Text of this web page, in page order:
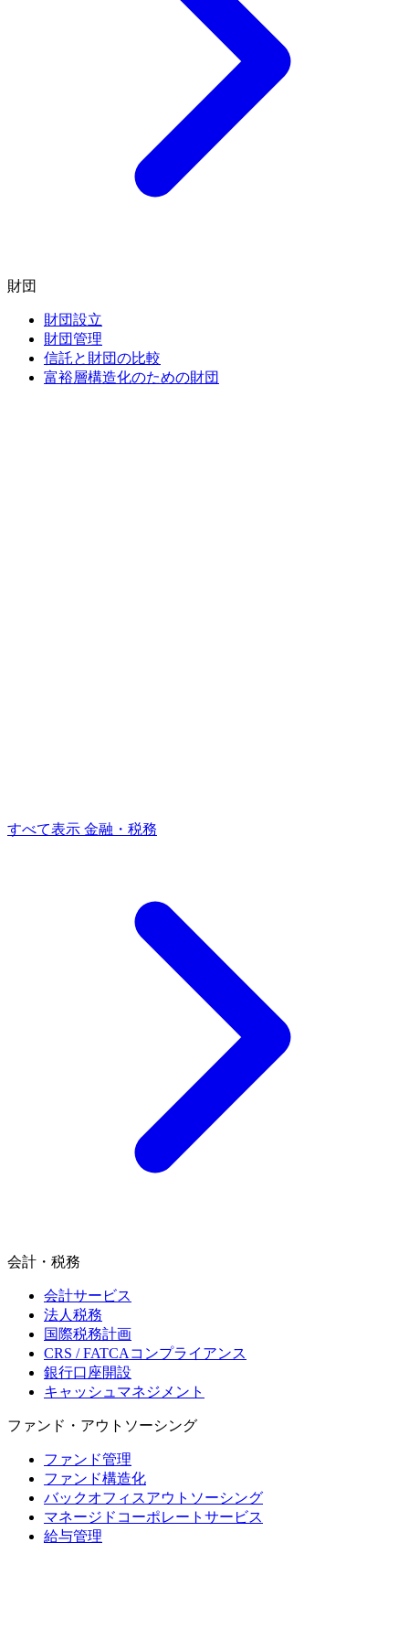
財団
財団設立
財団管理
信託と財団の比較
富裕層構造化のための財団
すべて表示 金融・税務
会計・税務
会計サービス
法人税務
国際税務計画
CRS / FATCAコンプライアンス
銀行口座開設
キャッシュマネジメント
ファンド・アウトソーシング
ファンド管理
ファンド構造化
バックオフィスアウトソーシング
マネージドコーポレートサービス
給与管理